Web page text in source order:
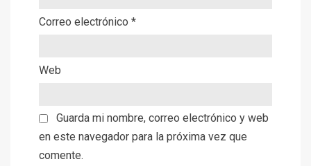
Correo electrónico *
Web
Guarda mi nombre, correo electrónico y web
en este navegador para la próxima vez que
comente.